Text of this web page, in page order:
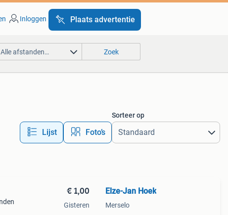
Inloggen Plaats advertentie
Alle afstanden… Zoek
Lijst Foto’s
Sorteer op
€ 1,00
Gisteren
Elze-Jan Hoek
Merselo